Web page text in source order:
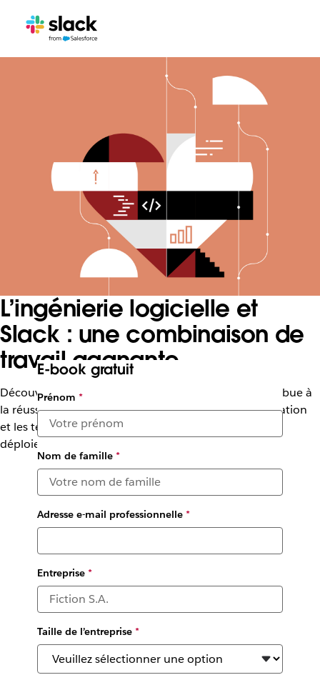
L’ingénierie logicielle et
Slack : une combinaison de
travail gagnante
Découvrez un aperçu de la manière dont Slack contribue à
la réussite des développeurs en accélérant la planification
et les tests, ou encore en augmentant la visibilité des
déploiements.
E-book gratuit
Prénom *
Nom de famille*
Adresse e-mail professionnelle*
Entreprise*
Taille de l’entreprise*